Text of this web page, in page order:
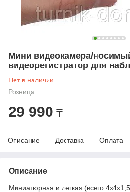
Мини видеокамера/
видеорегистратор для
Нет в наличии
Розница
29 990 ₸
Описание Доставка Оплата
Описание
Миниатюрная и легкая (всего